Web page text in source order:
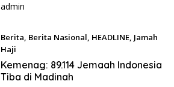
admin
Berita, Berita Nasional, HEADLINE, Jamah
Haji
Mei 23, 2024
Kemenag: 89.114 Jemaah Indonesia
Tiba di Madinah